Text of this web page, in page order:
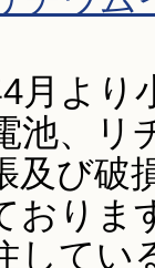
月より
池、リ
及び破
おりま
してい